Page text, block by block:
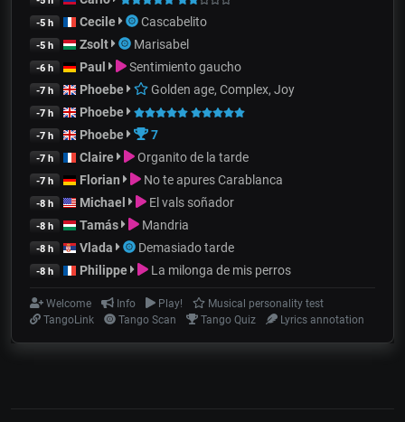
-5 h Cecile Cascabelito
-5 h Zsolt Marisabel
-6 h Paul Sentimiento gaucho
-7 h Phoebe Golden age, Complex, Joy
-7 h Phoebe
-7 h Phoebe 7
-7 h Claire Organito de la tarde
-7 h Florian No te apures Carablanca
-8 h Michael El vals soñador
-8 h Tamás Mandria
-8 h Vlada Demasiado tarde
-8 h Philippe La milonga de mis perros
Welcome Info Play!
Musical personality test
TangoLink
Tango Scan Tango Quiz Lyrics annotation